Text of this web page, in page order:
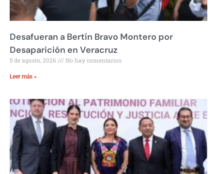
Desafueran a Bertín Bravo Montero por
Desaparición en Veracruz
5 de agosto, 2026 No hay comentarios
Leer más »